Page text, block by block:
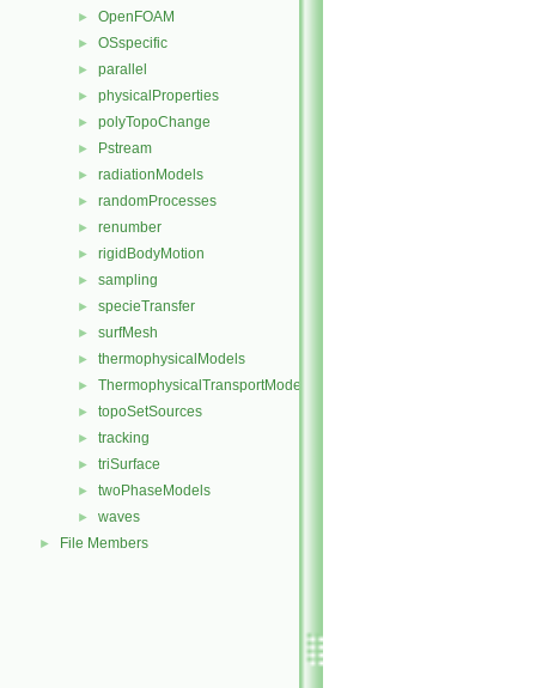
► OpenFOAM
► OSspecific
► parallel
► physicalProperties
► polyTopoChange
► Pstream
► radiationModels
► randomProcesses
► renumber
► rigidBodyMotion
► sampling
► specieTransfer
► surfMesh
► thermophysicalModels
► ThermophysicalTransportModels
► topoSetSources
► tracking
► triSurface
► twoPhaseModels
► waves
► File Members